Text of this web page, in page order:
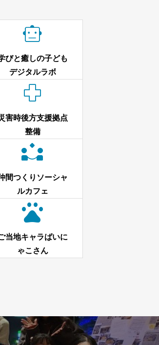

びと癒しの子ども
デジタルラボ

害時後方支援拠点
整備

間つくりソーシャ
ルカフェ

当地キャラばいに
ゃこさん